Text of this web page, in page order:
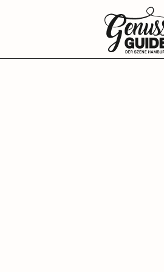
Zurück
zur
Startseite